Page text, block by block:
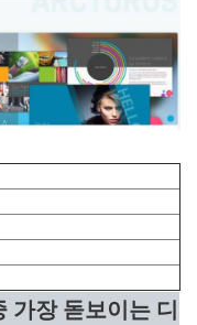
가장 돋보이는 디